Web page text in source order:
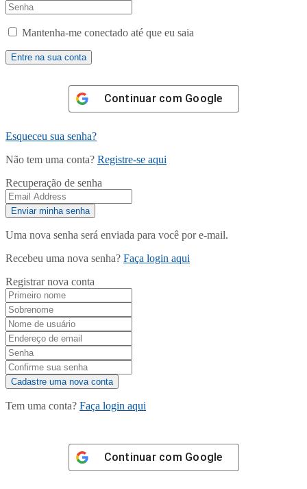
Mantenha-me conectado até que eu saia
Continuar com Google
Esqueceu sua senha?
Não tem uma conta? Registre-se aqui
Recuperação de senha
Uma nova senha será enviada para você por e-mail.
Recebeu uma nova senha? Faça login aqui
Registrar nova conta
Tem uma conta? Faça login aqui
Continuar com Google